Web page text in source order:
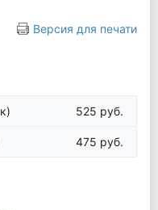
Версия для печати
525 руб.
475 руб.